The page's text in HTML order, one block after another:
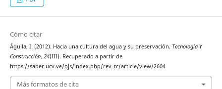
Cómo citar
Águila, I. (2012). Hacia una cultura del agua y su preservación. Tecnología Y
Construcción, 24(III). Recuperado a partir de
https://saber.ucv.ve/ojs/index.php/rev_tc/article/view/2604
Más formatos de cita